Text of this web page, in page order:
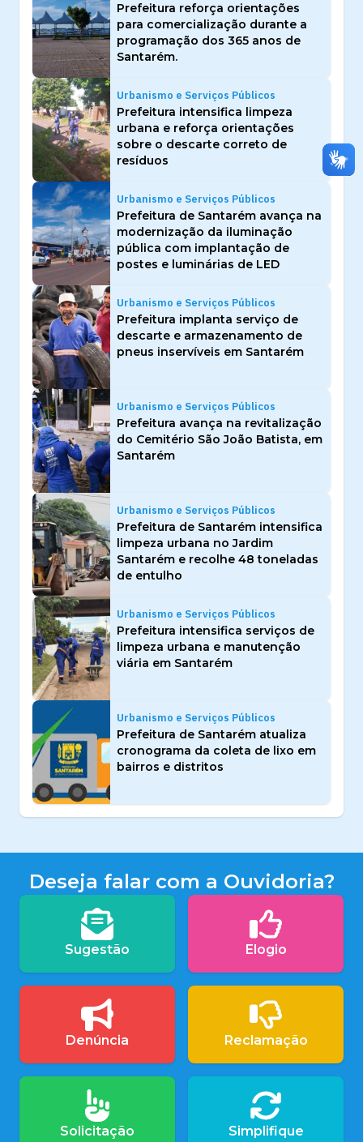
Prefeitura reforça orientações
para comercialização durante a
programação dos 365 anos de
Santarém.
Urbanismo e Serviços Públicos
Prefeitura intensifica limpeza
urbana e reforça orientações
sobre o descarte correto de
resíduos
Urbanismo e Serviços Públicos
Prefeitura de Santarém avança na
modernização da iluminação
pública com implantação de
postes e luminárias de LED
Urbanismo e Serviços Públicos
Prefeitura implanta serviço de
descarte e armazenamento de
pneus inservíveis em Santarém
Urbanismo e Serviços Públicos
Prefeitura avança na revitalização
do Cemitério São João Batista, em
Santarém
Urbanismo e Serviços Públicos
Prefeitura de Santarém intensifica
limpeza urbana no Jardim
Santarém e recolhe 48 toneladas
de entulho
Urbanismo e Serviços Públicos
Prefeitura intensifica serviços de
limpeza urbana e manutenção
viária em Santarém
Urbanismo e Serviços Públicos
Prefeitura de Santarém atualiza
cronograma da coleta de lixo em
bairros e distritos
Deseja falar com a Ouvidoria?
Sugestão Elogio
Denúncia Reclamação
Solicitação Simplifique